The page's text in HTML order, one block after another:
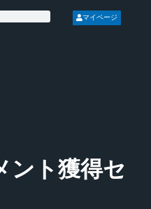
マイページ
ント獲得セ